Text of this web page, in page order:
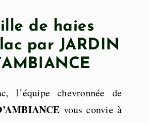
de haies
par JARDIN
l’équipe chevronnée de
vous convie à